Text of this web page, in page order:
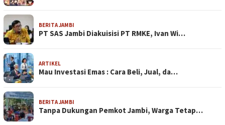
BERITA JAMBI
PT SAS Jambi Diakuisisi PT RMKE, Ivan Wi…
ARTIKEL
Mau Investasi Emas : Cara Beli, Jual, da…
BERITA JAMBI
Tanpa Dukungan Pemkot Jambi, Warga Tetap…